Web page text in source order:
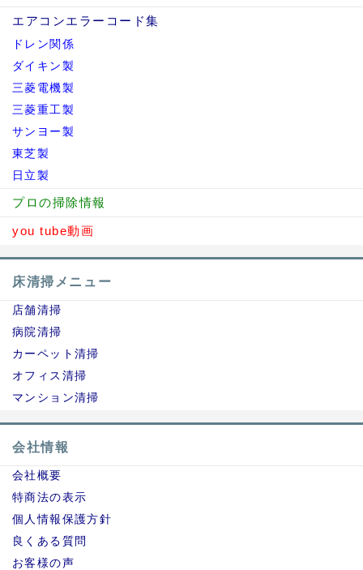
エアコンエラーコード集
ドレン関係
ダイキン製
三菱電機製
三菱重工製
サンヨー製
東芝製
日立製
プロの掃除情報
you tube動画
床清掃メニュー
店舗清掃
病院清掃
カーペット清掃
オフィス清掃
マンション清掃
会社情報
会社概要
特商法の表示
個人情報保護方針
良くある質問
お客様の声